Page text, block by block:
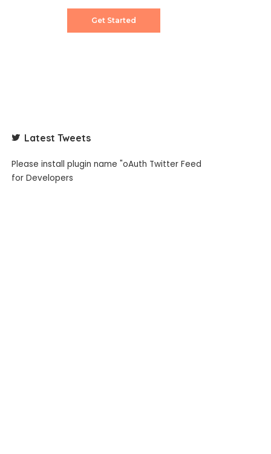
Get Started
Latest Tweets
Please install plugin name "oAuth Twitter Feed
for Developers